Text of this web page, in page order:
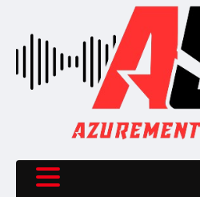
content